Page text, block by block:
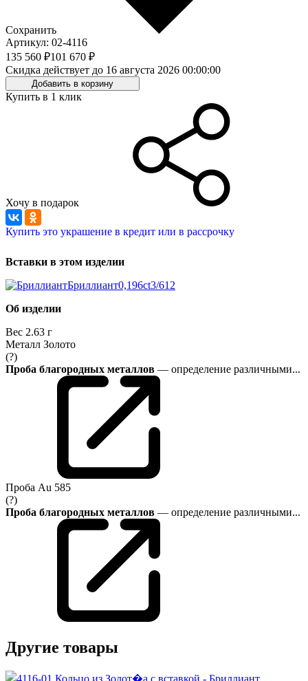
Сохранить
Артикул: 02-4116
135 560 ₽101 670 ₽
Скидка действует до 16 августа 2026 00:00:00
Добавить в корзину
Купить в 1 клик
Хочу в подарок
Купить это украшение в кредит или в рассрочку
Вставки в этом изделии
Бриллиант0,196ct3/612
Об изделии
Вес 2.63 г
Металл Золото
(?)
Проба благородных металлов — определение различными...
Проба Au 585
(?)
Проба благородных металлов — определение различными...
Другие товары